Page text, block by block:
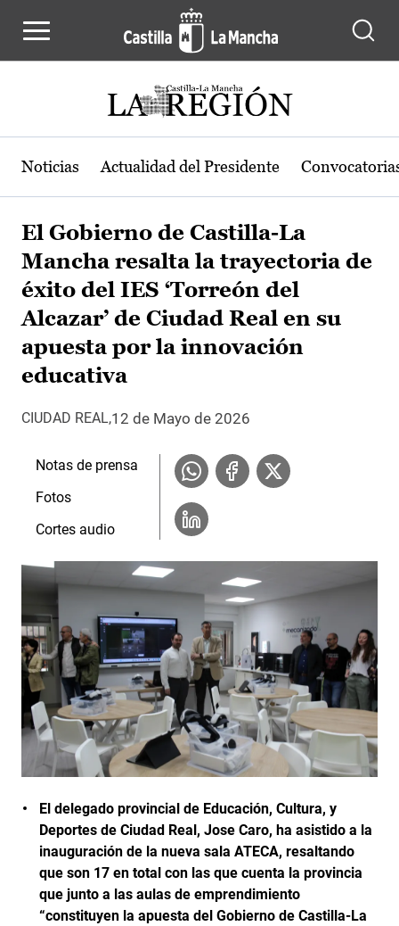
Noticias Actualidad del Presidente
El Gobierno de Castilla-La
Mancha resalta la trayectoria de
éxito del IES ‘Torreón del
Alcazar’ de Ciudad Real en su
apuesta por la innovación
educativa
CIUDAD REAL 12 de Mayo de 2026
El delegado provincial de Educación, Cultura, y
Deportes de Ciudad Real, Jose Caro, ha asistido a la
inauguración de la nueva sala ATECA, resaltando
que son 17 en total con las que cuenta la provincia
que junto a las aulas de emprendimiento
“constituyen la apuesta del Gobierno de Castilla-La
Notas de prensa
Fotos
Cortes audio